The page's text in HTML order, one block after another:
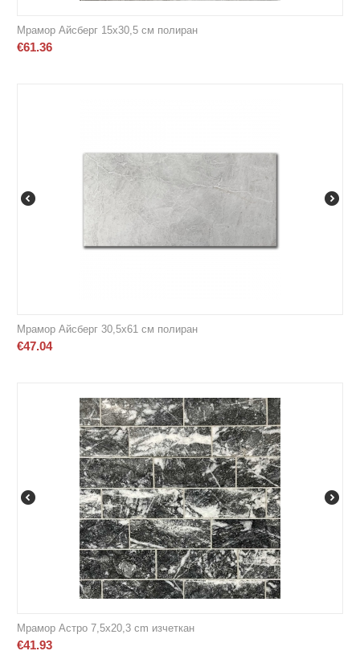
Мрамор Айсберг 15х30,5 cм полиран
€61.36
Мрамор Айсберг 30,5х61 см полиран
€47.04
Мрамор Астро 7,5х20,3 cm изчеткан
€41.93